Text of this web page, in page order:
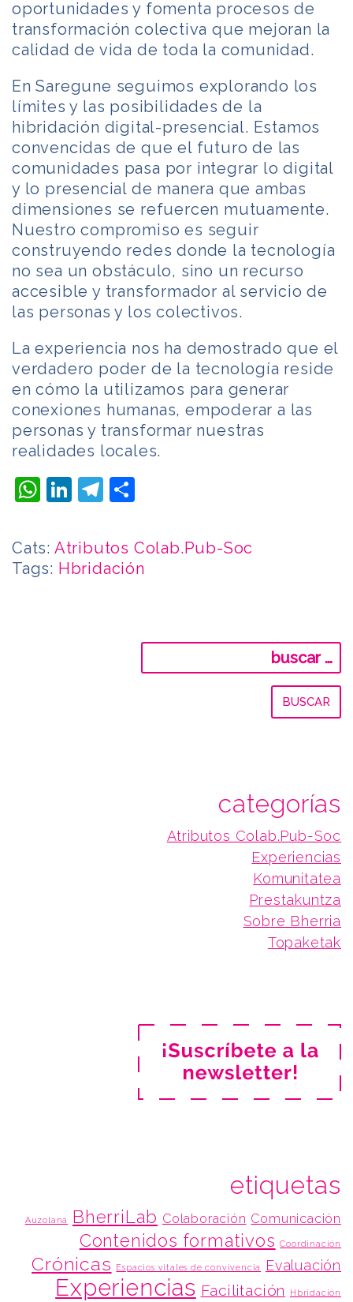
oportunidades y fomenta procesos de
transformación colectiva que mejoran la
calidad de vida de toda la comunidad.
En Saregune seguimos explorando los
límites y las posibilidades de la
hibridación digital-presencial. Estamos
convencidas de que el futuro de las
comunidades pasa por integrar lo digital
y lo presencial de manera que ambas
dimensiones se refuercen mutuamente.
Nuestro compromiso es seguir
construyendo redes donde la tecnología
no sea un obstáculo, sino un recurso
accesible y transformador al servicio de
las personas y los colectivos.
La experiencia nos ha demostrado que el
verdadero poder de la tecnología reside
en cómo la utilizamos para generar
conexiones humanas, empoderar a las
personas y transformar nuestras
realidades locales.
WhatsApp
LinkedIn
Telegram
Cats: Atributos Colab.Pub-Soc
Tags: Hbridación
categorías
Atributos Colab.Pub-Soc
Experiencias
Komunitatea
Prestakuntza
Sobre Bherria
Topaketak
etiquetas
Auzolana BherriLab Colaboración Comunicación
Contenidos formativos Coordinación
Crónicas Espacios vitales de convivencia Evaluación
Experiencias Facilitación Hbridación